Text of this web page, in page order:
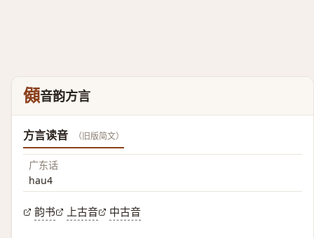
䫛音韵方言
方言读音 （旧版简文）
广东话
hau4
韵书 上古音 中古音